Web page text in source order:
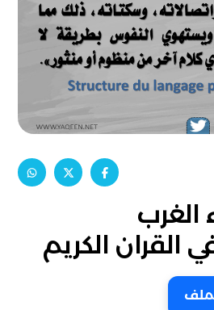
الغرب
القران الكريم